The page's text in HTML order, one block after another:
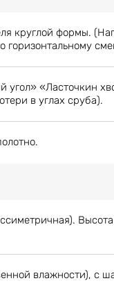
круглой формы.
горизонтальному
«Ласточкин
в углах сруба).
влажности), с